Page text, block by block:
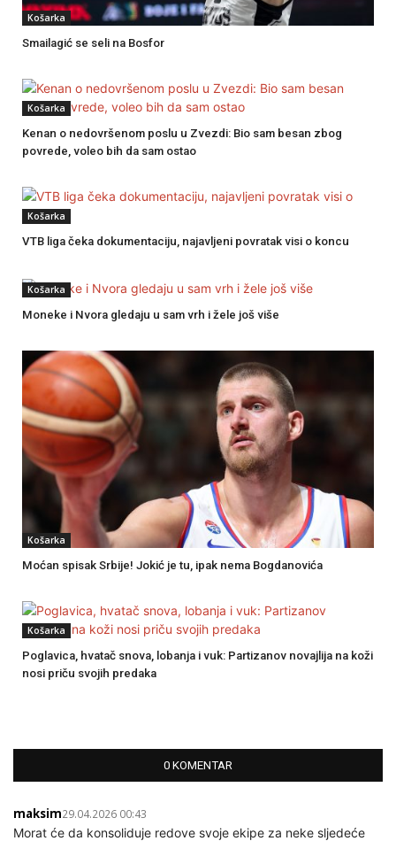
Košarka
Smailagić se seli na Bosfor
Košarka
Kenan o nedovršenom poslu u Zvezdi: Bio sam besan zbog
povrede, voleo bih da sam ostao
Košarka
VTB liga čeka dokumentaciju, najavljeni povratak visi o koncu
Košarka
Moneke i Nvora gledaju u sam vrh i žele još više
Košarka
Moćan spisak Srbije! Jokić je tu, ipak nema Bogdanovića
Košarka
Poglavica, hvatač snova, lobanja i vuk: Partizanov novajlija na koži
nosi priču svojih predaka
0 KOMENTAR
maksim29.04.2026 00:43
Morat će da konsoliduje redove svoje ekipe za neke sljedeće